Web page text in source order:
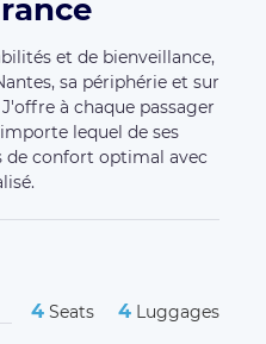
et de bienveillance,
sa périphérie et sur
à chaque passager
lequel de ses
de confort optimal avec
4 Seats 4 Luggages